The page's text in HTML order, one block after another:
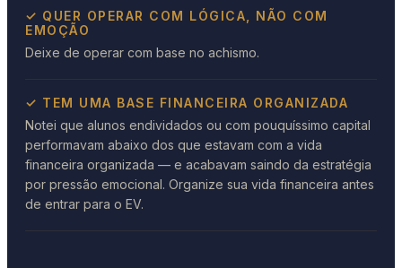
✓ QUER OPERAR COM LÓGICA, NÃO COM
EMOÇÃO
Deixe de operar com base no achismo.
✓ TEM UMA BASE FINANCEIRA ORGANIZADA
Notei que alunos endividados ou com pouquíssimo capital
performavam abaixo dos que estavam com a vida
financeira organizada — e acabavam saindo da estratégia
por pressão emocional. Organize sua vida financeira antes
de entrar para o EV.